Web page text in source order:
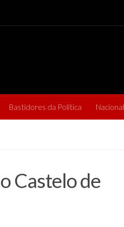
Bastidores da Política Nacional
Castelo de